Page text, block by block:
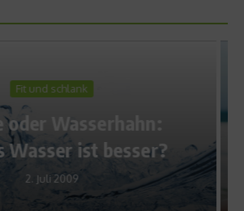
Fit und schlank
Flacher Bauch – 6 Tipps für
die Bikini-Figur